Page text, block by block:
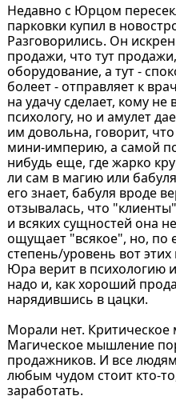
Недавно с Юрцом
парковки купил в
Разговорились. Он
продажи, что тут
оборудование, а тут -
болеет - отправляет к
на удачу сделает, кому не
психологу, но и амулет
им довольна, говорит,
мини-империю, а самой
нибудь еще, где жарко
ли сам в магию или
его знает, бабуля вроде
отзывалась, что
и всяких сущностей она
ощущает "всякое", но, по
степень/уровень вот
Юра верит в психологию
надо и, как хороший
нарядившись в цацки.
Морали нет.
Магическое мышление
продажников. И все
любым чудом стоит кто-
заработать.